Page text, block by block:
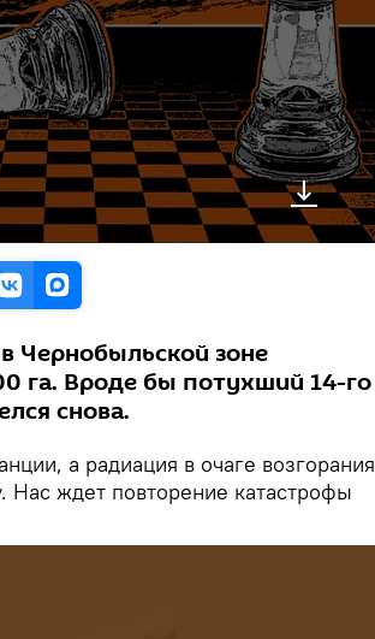
Чернобыльской зоне
га. Вроде бы потухший 14-го
снова.
а радиация в очаге возгорания
ждет повторение катастрофы